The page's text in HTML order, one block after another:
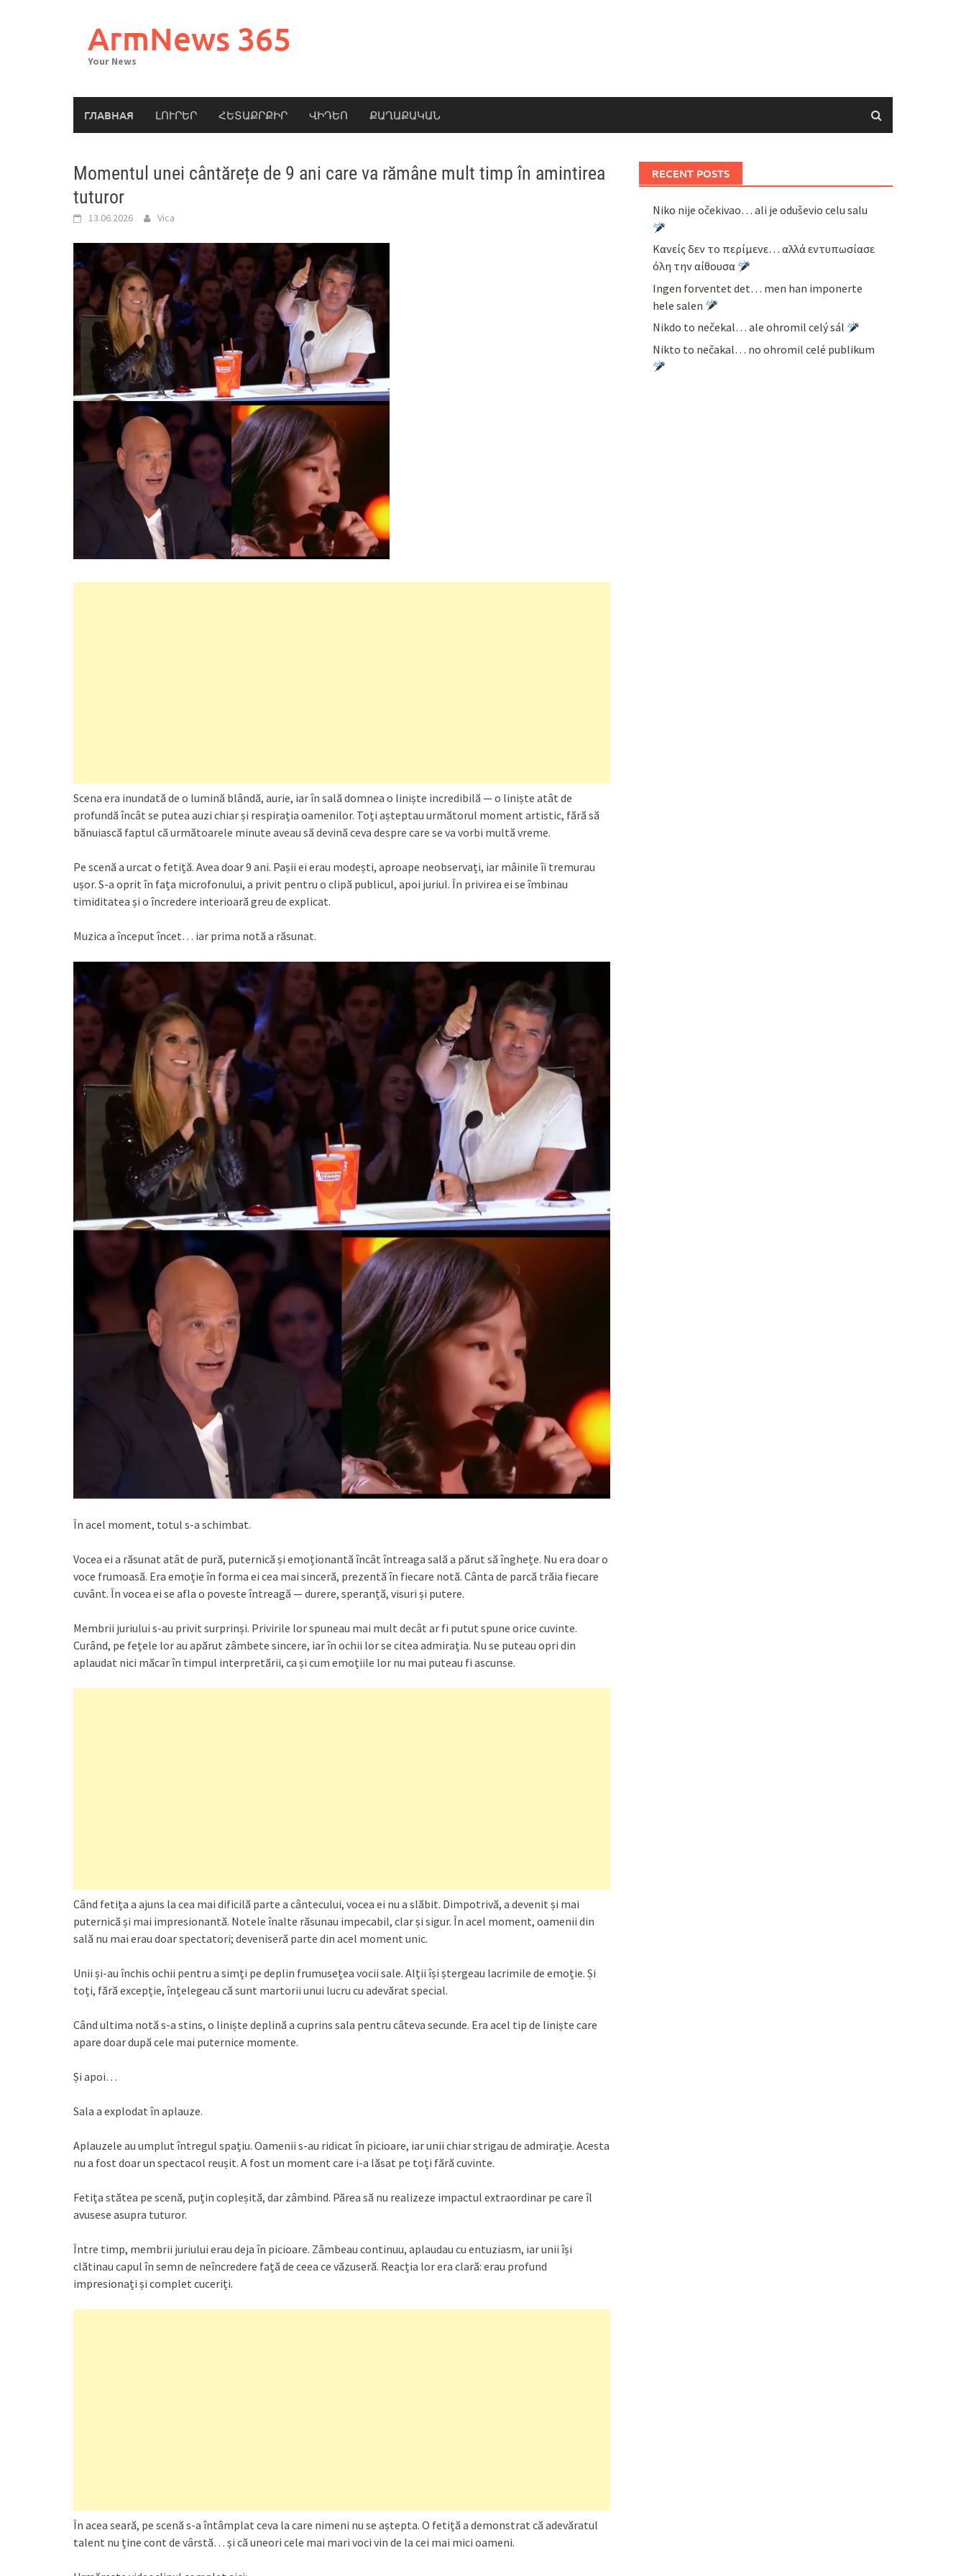
ArmNews 365
Your News
ГЛАВНАЯ ԼՈՒՐԵՐ ՀԵՏԱՔՐՔԻՐ ՎԻԴԵՈ ՔԱՂԱՔԱԿԱՆ
Momentul unei cântărețe de 9 ani care va rămâne mult timp în amintirea
tuturor
13.06.2026 Vica
Scena era inundată de o lumină blândă, aurie, iar în sală domnea o liniște incredibilă — o liniște atât de
profundă încât se putea auzi chiar și respirația oamenilor. Toți așteptau următorul moment artistic, fără să
bănuiască faptul că următoarele minute aveau să devină ceva despre care se va vorbi multă vreme.
Pe scenă a urcat o fetiță. Avea doar 9 ani. Pașii ei erau modești, aproape neobservați, iar mâinile îi tremurau
ușor. S-a oprit în fața microfonului, a privit pentru o clipă publicul, apoi juriul. În privirea ei se îmbinau
timiditatea și o încredere interioară greu de explicat.
Muzica a început încet… iar prima notă a răsunat.
În acel moment, totul s-a schimbat.
Vocea ei a răsunat atât de pură, puternică și emoționantă încât întreaga sală a părut să înghețe. Nu era doar o
voce frumoasă. Era emoție în forma ei cea mai sinceră, prezentă în fiecare notă. Cânta de parcă trăia fiecare
cuvânt. În vocea ei se afla o poveste întreagă — durere, speranță, visuri și putere.
Membrii juriului s-au privit surprinși. Privirile lor spuneau mai mult decât ar fi putut spune orice cuvinte.
Curând, pe fețele lor au apărut zâmbete sincere, iar în ochii lor se citea admirația. Nu se puteau opri din
aplaudat nici măcar în timpul interpretării, ca și cum emoțiile lor nu mai puteau fi ascunse.
Când fetița a ajuns la cea mai dificilă parte a cântecului, vocea ei nu a slăbit. Dimpotrivă, a devenit și mai
puternică și mai impresionantă. Notele înalte răsunau impecabil, clar și sigur. În acel moment, oamenii din
sală nu mai erau doar spectatori; deveniseră parte din acel moment unic.
Unii și-au închis ochii pentru a simți pe deplin frumusețea vocii sale. Alții își ștergeau lacrimile de emoție. Și
toți, fără excepție, înțelegeau că sunt martorii unui lucru cu adevărat special.
Când ultima notă s-a stins, o liniște deplină a cuprins sala pentru câteva secunde. Era acel tip de liniște care
apare doar după cele mai puternice momente.
Și apoi…
Sala a explodat în aplauze.
Aplauzele au umplut întregul spațiu. Oamenii s-au ridicat în picioare, iar unii chiar strigau de admirație. Acesta
nu a fost doar un spectacol reușit. A fost un moment care i-a lăsat pe toți fără cuvinte.
Fetița stătea pe scenă, puțin copleșită, dar zâmbind. Părea să nu realizeze impactul extraordinar pe care îl
avusese asupra tuturor.
Între timp, membrii juriului erau deja în picioare. Zâmbeau continuu, aplaudau cu entuziasm, iar unii își
clătinau capul în semn de neîncredere față de ceea ce văzuseră. Reacția lor era clară: erau profund
impresionați și complet cuceriți.
În acea seară, pe scenă s-a întâmplat ceva la care nimeni nu se aștepta. O fetiță a demonstrat că adevăratul
talent nu ține cont de vârstă… și că uneori cele mai mari voci vin de la cei mai mici oameni.
RECENT POSTS
Niko nije očekivao… ali je oduševio celu salu
Κανείς δεν το περίμενε… αλλά εντυπωσίασε
όλη την αίθουσα
Ingen forventet det… men han imponerte
hele salen
Nikdo to nečekal… ale ohromil celý sál
Nikto to nečakal… no ohromil celé publikum